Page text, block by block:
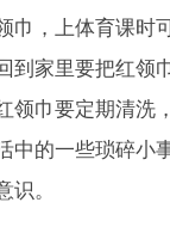
巾，上体育课时
到家里要把红领
领巾要定期清洗
中的一些琐碎小
识。